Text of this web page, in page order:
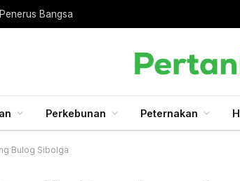
Bangsa
Perkebunan Peternakan
Bulog Sibolga